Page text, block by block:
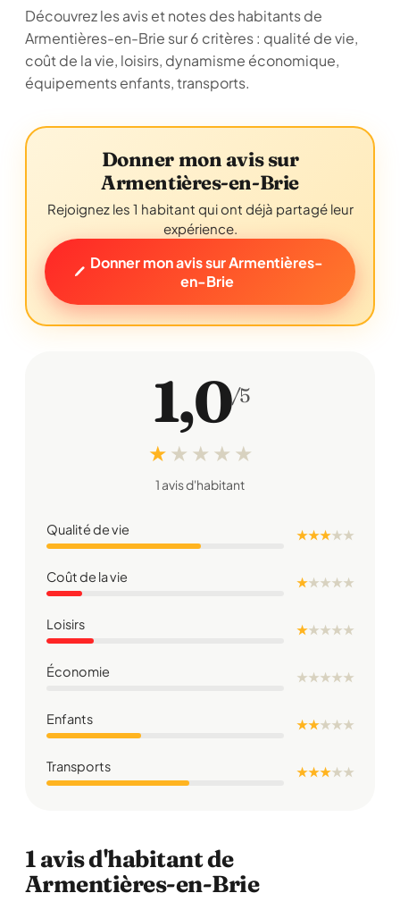
Découvrez les avis et notes des habitants de
Armentières-en-Brie sur 6 critères : qualité de vie,
coût de la vie, loisirs, dynamisme économique,
équipements enfants, transports.
Donner mon avis sur
Armentières-en-Brie
Rejoignez les 1 habitant qui ont déjà partagé leur
expérience.
Donner mon avis sur Armentières-
en-Brie
1,0/5
★ ★ ★ ★ ★
1 avis d'habitant
Qualité de vie ★ ★ ★★★
Coût de la vie ★★★★★
Loisirs ★★★★★
Économie ★★★★★
Enfants ★ ★★★★
Transports ★ ★ ★★★
1 avis d'habitant de
Armentières-en-Brie